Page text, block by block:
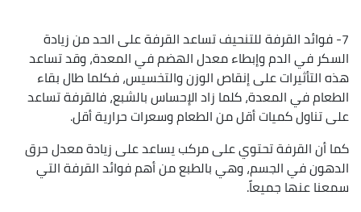
7- فوائد القرفة للتنحيف تساعد القرفة على الحد من زيادة
السكر في الدم وإبطاء معدل الهضم في المعدة، وقد تساعد
هذه التأثيرات على إنقاص الوزن والتخسيس، فكلما طال بقاء
الطعام في المعدة، كلما زاد الإحساس بالشبع، فالقرفة تساعد
على تناول كميات أقل من الطعام وسعرات حرارية أقل.
كما أن القرفة تحتوي على مركب يساعد على زيادة معدل حرق
الدهون في الجسم، وهي بالطبع من أهم فوائد القرفة التي
سمعنا عنها جميعاً.